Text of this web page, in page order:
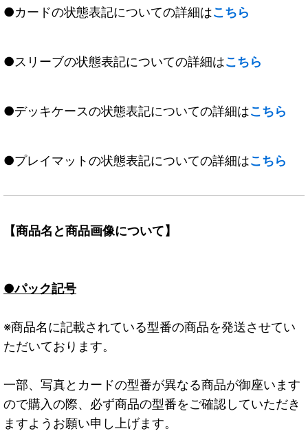
●カードの状態表記についての詳細はこちら
●スリーブの状態表記についての詳細はこちら
●デッキケースの状態表記についての詳細はこちら
●プレイマットの状態表記についての詳細はこちら
【商品名と商品画像について】
●パック記号
※商品名に記載されている型番の商品を発送させてい
ただいております。
一部、写真とカードの型番が異なる商品が御座います
ので購入の際、必ず商品の型番をご確認していただき
ますようお願い申し上げます。